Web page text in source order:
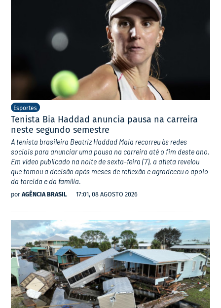
Esportes
Tenista Bia Haddad anuncia pausa na carreira
neste segundo semestre
A tenista brasileira Beatriz Haddad Maia recorreu às redes
sociais para anunciar uma pausa na carreira até o fim deste ano.
Em vídeo publicado na noite de sexta-feira (7), a atleta revelou
que tomou a decisão após meses de reflexão e agradeceu o apoio
da torcida e da família.
por AGÊNCIA BRASIL 17:01, 08 AGOSTO 2026